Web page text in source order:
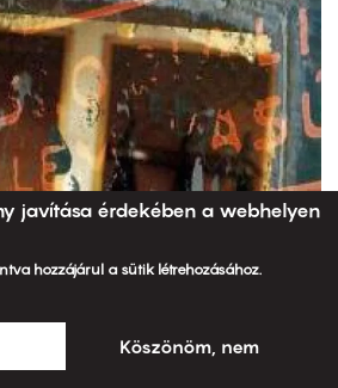
javítása érdekében a webhelyen
hozzájárul a sütik létrehozásához.
Köszönöm, nem